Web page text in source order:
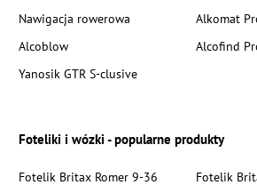
Nawigacja rowerowa
Alkomat
Alcoblow
Alcofind
Yanosik GTR S-clusive
Foteliki i wózki - popularne produkty
Fotelik Britax Romer 9-36
Fotelik